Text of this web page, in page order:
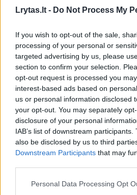
Lrytas.lt - Do Not Process My
If you wish to opt-out of the sale,
processing of your personal or
targeted advertising by us, please
section to confirm your selection.
opt-out request is processed you
interest-based ads based on
us or personal information disclosed
your opt-out. You may separately
disclosure of your personal
IAB’s list of downstream
also be disclosed by us to third
Downstream Participants that may
Personal Data Processing Opt
darbo dienos minėjimas: šventę
Žinios | Pasaulis
To dar nebūsite girdėję: gyvūnų
asilus palygino su šunimis
Žinios | Augintinis
Pamatykite: asilai nėra kvaili